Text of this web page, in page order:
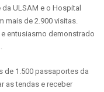
ULSAM e o Hospital
mais de 2.900 visitas.
entusiasmo demonstrado
1.500 passaportes da
as tendas e receber